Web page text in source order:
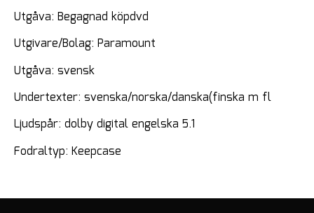
Utgåva: Begagnad köpdvd
Utgivare/Bolag: Paramount
Utgåva: svensk
Undertexter: svenska/norska/danska(finska m fl
Ljudspår: dolby digital engelska 5.1
Fodraltyp: Keepcase